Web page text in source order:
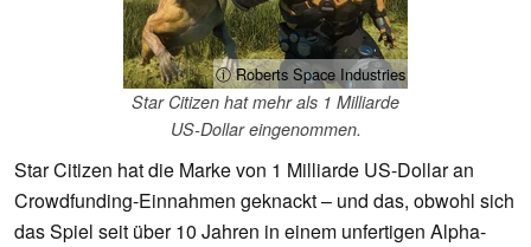
ⓘ Roberts Space Industries
Star Citizen hat mehr als 1 Milliarde
US-Dollar eingenommen.
Star Citizen hat die Marke von 1 Milliarde US-Dollar an
Crowdfunding-Einnahmen geknackt – und das, obwohl sich
das Spiel seit über 10 Jahren in einem unfertigen Alpha-